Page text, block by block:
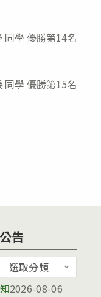
同學 優勝第14名
同學 優勝第15名
公告
選取分類
2026-08-06